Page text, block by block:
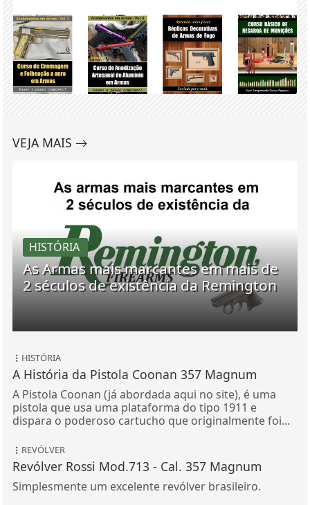
VEJA MAIS
HISTÓRIA
As Armas mais marcantes em mais de
2 séculos de existência da Remington
HISTÓRIA
A História da Pistola Coonan 357 Magnum
A Pistola Coonan (já abordada aqui no site), é uma
pistola que usa uma plataforma do tipo 1911 e
dispara o poderoso cartucho que originalmente foi...
REVÓLVER
Revólver Rossi Mod.713 - Cal. 357 Magnum
Simplesmente um excelente revólver brasileiro.